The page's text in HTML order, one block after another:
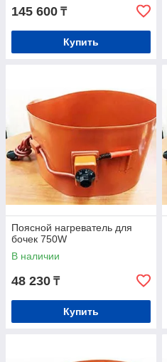
145 600 ₸
Купить
Поясной нагреватель для
бочек 750W
В наличии
48 230 ₸
Купить